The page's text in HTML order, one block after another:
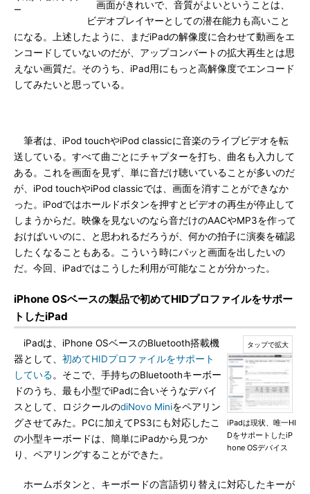
ー
画面がきれいで、音質がよいということは、
ビデオプレイヤーとしての潜在能力も高いこと
になる。上述したように、まだiPadの解像度に合わせて動画をエ
ンコードしていないのだが、アップコンバートの拡大再生とは思
えない画質だ。そのうち、iPad用にもっと高解像度でエンコード
してみたいと思っている。
筆者は、iPod touchやiPod classicに音楽のライブビデオを転
送している。すべて曲ごとにチャプターを打ち、曲名も入力して
ある。これを画面を見ず、単に音だけ聴いていることが多いのだ
が、iPod touchやiPod classicでは、画面を消すことができなか
った。iPodではホールドボタンを押すとビデオの再生が停止して
しまうからだ。映像を見ないのなら音だけのAACやMP3を作って
おけばいいのに、と思われるだろうが、何かの拍子に演奏を確認
したくなることもある。こういう時にパッと画面を出したいの
だ。今回、iPadではこうした利用が可能なことが分かった。
iPhone OSベースの製品で初めてHIDプロファイルをサポー
トしたiPad
iPadは現状、唯一HI
DをサポートしたiP
hone OSデバイス
iPadは、iPhone OSベースのBluetooth搭載機
器として、 初めてHIDプロファイルをサポート
している。そこで、手持ちのBluetoothキーボー
ドのうち、最も小型でiPadに合いそうなデバイ
スとして、ロジクールのdiNovo Miniをペアリン
グさせてみた。PCに加えてPS3にも対応したこ
の小型キーボードは、簡単にiPadから見つか
り、ペアリングすることができた。
ホームボタンと、キーボードの言語切り替えに対応したキーが